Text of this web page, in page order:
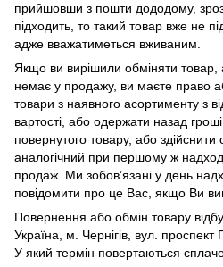
прийшовши з пошти дододому,
підходить, то такий товар вже не
адже вважатиметься вживаним.
Якщо ви вирішили обміняти товар,
немає у продажу, ви маєте право
товари з наявного асортименту з
вартості, або одержати назад гроші
повернутого товару, або здійснити
аналогічний при першому ж
продаж. Ми зобов’язані у день
повідомити про це Вас, якщо Ви
Повернення або обмін товару
Україна, м. Чернігів, вул.
У який термін повертаються